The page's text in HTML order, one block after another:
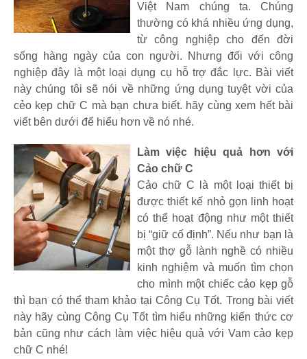
Việt Nam chúng ta. Chúng
thường có khá nhiều ứng dụng,
từ công nghiệp cho đến đời
sống hàng ngày của con người. Nhưng đối với công
nghiệp đây là một loại dụng cụ hỗ trợ đắc lực. Bài viết
này chúng tôi sẽ nói về những ứng dụng tuyệt vời của
cẻo kẹp chữ C mà bạn chưa biết. hãy cùng xem hết bài
viết bên dưới để hiểu hơn về nó nhé.
Làm việc hiệu quả hơn với
Cảo chữ C
Cảo chữ C là một loại thiết bị
được thiết kế nhỏ gọn linh hoạt
có thể hoạt động như một thiết
bị “giữ cố định”. Nếu như bạn là
một thợ gỗ lành nghề có nhiều
kinh nghiệm và muốn tìm chọn
cho mình một chiếc cảo kẹp gỗ
thì bạn có thể tham khảo tại Công Cụ Tốt. Trong bài viết
này hãy cùng Công Cụ Tốt tìm hiểu những kiến thức cơ
bản cũng như cách làm việc hiệu quả với Vam cảo kẹp
chữ C nhé!